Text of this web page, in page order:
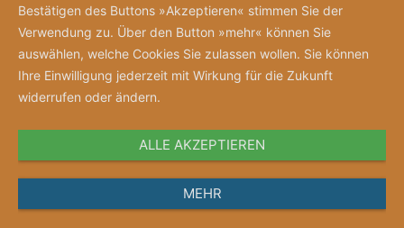
Bestätigen des Buttons »Akzeptieren« stimmen Sie der
Verwendung zu. Über den Button »mehr« können Sie
auswählen, welche Cookies Sie zulassen wollen. Sie können
Ihre Einwilligung jederzeit mit Wirkung für die Zukunft
widerrufen oder ändern.
ALLE AKZEPTIEREN
MEHR